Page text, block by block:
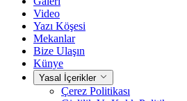
Video
Yazı Köşesi
Mekanlar
Bize Ulaşın
Künye
Yasal İçerikler
Çerez Politikası